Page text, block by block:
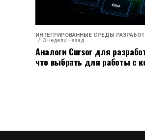
ИНТЕГРИРОВАННЫЕ СРЕДЫ
3 недели назад
Аналоги Cursor для
что выбрать для работы с